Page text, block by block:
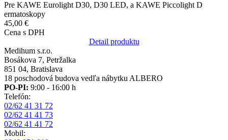
Pre KAWE Eurolight D30, D30 LED, a KAWE Piccolight D
ermatoskopy
45,00 €
Cena s DPH
Detail produktu
Medihum s.r.o.
Bosákova 7, Petržalka
851 04, Bratislava
18 poschodová budova vedľa nábytku ALBERO
PO-PI: 9:00 - 16:00 h
Telefón:
02/62 41 31 72
02/62 41 41 73
02/62 41 41 72
Mobil: